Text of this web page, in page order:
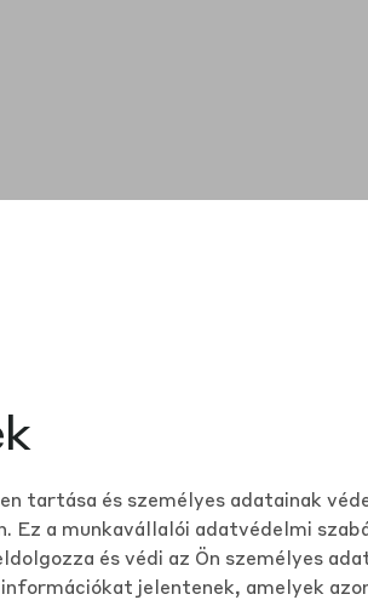
tartása és személyes adatainak
Ez a munkavállalói adatvédelmi
és védi az Ön személyes
jelentenek, amelyek